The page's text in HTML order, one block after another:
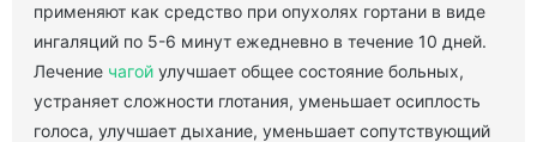
применяют как средство при опухолях гортани в виде
ингаляций по 5-6 минут ежедневно в течение 10 дней.
Лечение чагой улучшает общее состояние больных,
устраняет сложности глотания, уменьшает осиплость
голоса, улучшает дыхание, уменьшает сопутствующий